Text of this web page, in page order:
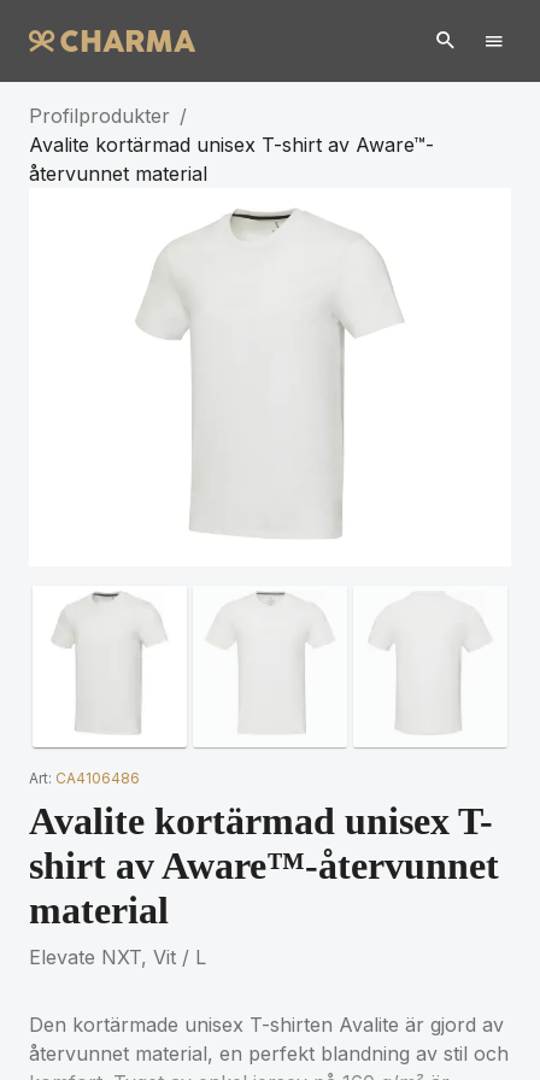
Profilprodukter /
Avalite kortärmad unisex T-shirt av Aware™-
återvunnet material
Art: CA4106486
Avalite kortärmad unisex T-
shirt av Aware™-återvunnet
material
Elevate NXT, Vit / L
Den kortärmade unisex T-shirten Avalite är gjord av
återvunnet material, en perfekt blandning av stil och